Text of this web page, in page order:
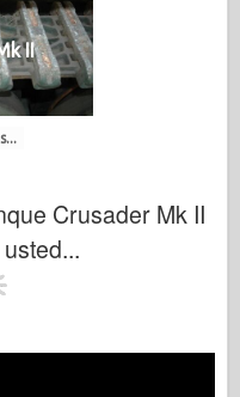
II
Crusader Mk II